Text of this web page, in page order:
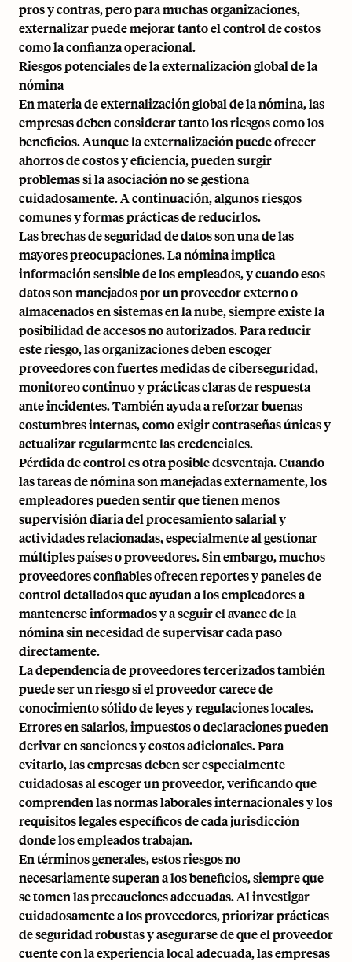
pros y contras, pero para muchas organizaciones,
externalizar puede mejorar tanto el control de costos
como la confianza operacional.
Riesgos potenciales de la externalización global de la
nómina
En materia de externalización global de la nómina, las
empresas deben considerar tanto los riesgos como los
beneficios. Aunque la externalización puede ofrecer
ahorros de costos y eficiencia, pueden surgir
problemas si la asociación no se gestiona
cuidadosamente. A continuación, algunos riesgos
comunes y formas prácticas de reducirlos.
Las brechas de seguridad de datos son una de las
mayores preocupaciones. La nómina implica
información sensible de los empleados, y cuando esos
datos son manejados por un proveedor externo o
almacenados en sistemas en la nube, siempre existe la
posibilidad de accesos no autorizados. Para reducir
este riesgo, las organizaciones deben escoger
proveedores con fuertes medidas de ciberseguridad,
monitoreo continuo y prácticas claras de respuesta
ante incidentes. También ayuda a reforzar buenas
costumbres internas, como exigir contraseñas únicas y
actualizar regularmente las credenciales.
Pérdida de controles otra posible desventaja. Cuando
las tareas de nómina son manejadas externamente, los
empleadores pueden sentir que tienen menos
supervisión diaria del procesamiento salarial y
actividades relacionadas, especialmente al gestionar
múltiples países o proveedores. Sin embargo, muchos
proveedores confiables ofrecen reportes y paneles de
control detallados que ayudan a los empleadores a
mantenerse informados y a seguir el avance de la
nómina sin necesidad de supervisar cada paso
directamente.
La dependencia de proveedores tercerizados también
puede ser un riesgo si el proveedor carece de
conocimiento sólido deleyes y regulaciones locales.
Errores en salarios, impuestos o declaraciones pueden
derivar en sanciones y costos adicionales. Para
evitarlo, las empresas deben ser especialmente
cuidadosas al escoger un proveedor, verificando que
comprenden las normas laborales internacionales y los
requisitos legales específicos de cada jurisdicción
donde los empleados trabajan.
En términos generales, estos riesgos no
necesariamente superan a los beneficios, siempre que
se tomen las precauciones adecuadas. Al investigar
cuidadosamente a los proveedores, priorizar prácticas
de seguridad robustas y asegurarse de que el proveedor
cuente con la experiencia local adecuada, las empresas